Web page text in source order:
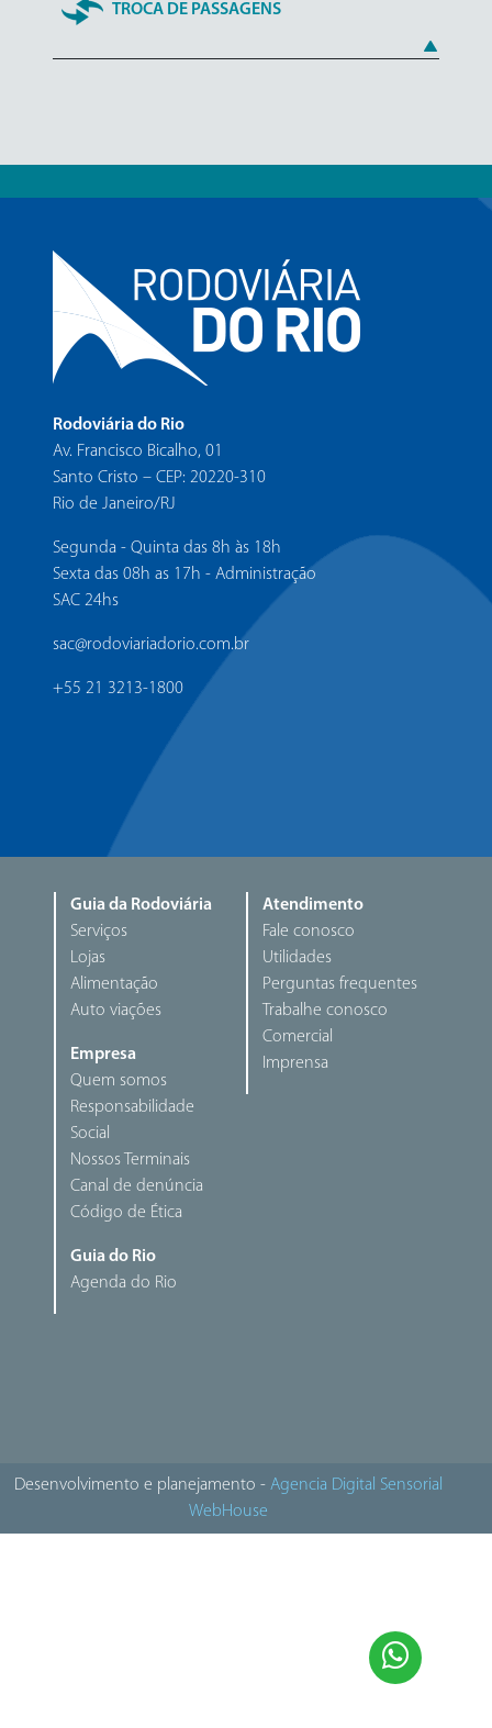
TROCA DE PASSAGENS
Rodoviária do Rio
Av. Francisco Bicalho, 01
Santo Cristo – CEP: 20220-310
Rio de Janeiro/RJ
Segunda - Quinta das 8h às 18h
Sexta das 08h as 17h - Administração
SAC 24hs
sac@rodoviariadorio.com.br
+55 21 3213-1800
Guia da Rodoviária
Serviços
Lojas
Alimentação
Auto viações
Empresa
Quem somos
Responsabilidade
Social
Nossos Terminais
Canal de denúncia
Código de Ética
Guia do Rio
Agenda do Rio
Atendimento
Fale conosco
Utilidades
Perguntas frequentes
Trabalhe conosco
Comercial
Imprensa
Desenvolvimento e planejamento - Agencia Digital Sensorial
WebHouse